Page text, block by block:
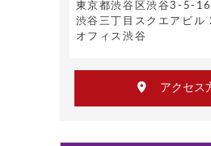
東京都渋谷区渋谷3-5-16
渋谷三丁目スクエアビル
オフィス渋谷
アクセス